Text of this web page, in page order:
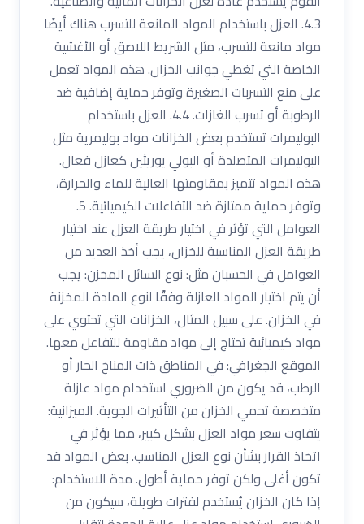
4.3. العزل باستخدام المواد المانعة للتسرب هناك أيضًا
مواد مانعة للتسرب، مثل الشريط اللاصق أو الأغشية
الخاصة التي تغطي جوانب الخزان. هذه المواد تعمل
على منع التسربات الصغيرة وتوفر حماية إضافية ضد
الرطوبة أو تسرب الغازات. 4.4. العزل باستخدام
البوليمرات تستخدم بعض الخزانات مواد بوليمرية مثل
البوليمرات المتصلدة أو البولي يوريثين كعازل فعال.
هذه المواد تتميز بمقاومتها العالية للماء والحرارة،
وتوفر حماية ممتازة ضد التفاعلات الكيميائية. 5.
العوامل التي تؤثر في اختيار طريقة العزل عند اختيار
طريقة العزل المناسبة للخزان، يجب أخذ العديد من
العوامل في الحسبان مثل: نوع السائل المخزن: يجب
أن يتم اختيار المواد العازلة وفقًا لنوع المادة المخزنة
في الخزان. على سبيل المثال، الخزانات التي تحتوي على
مواد كيميائية تحتاج إلى مواد مقاومة للتفاعل معها.
الموقع الجغرافي: في المناطق ذات المناخ الحار أو
الرطب، قد يكون من الضروري استخدام مواد عازلة
متخصصة تحمي الخزان من التأثيرات الجوية. الميزانية:
يتفاوت سعر مواد العزل بشكل كبير، مما يؤثر في
اتخاذ القرار بشأن نوع العزل المناسب. بعض المواد قد
تكون أغلى ولكن توفر حماية أطول. مدة الاستخدام:
إذا كان الخزان يُستخدم لفترات طويلة، سيكون من